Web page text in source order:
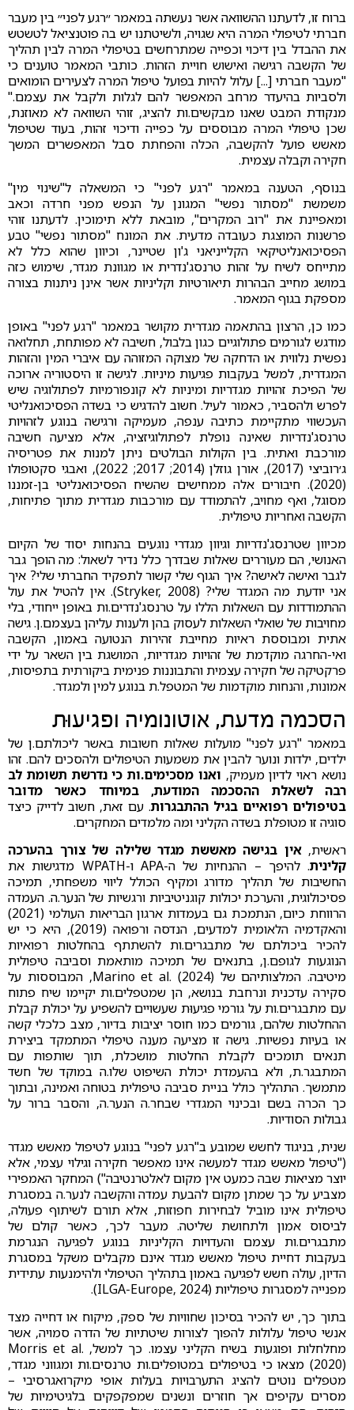
ברוח זו, לדעתנו ההשוואה אשר נעשתה במאמר ״רגע לפני״ בין מעבר
חברתי לטיפולי המרה היא שגויה, ולשיטתנו יש בה פוטנציאל לטשטש
את ההבדל בין דיכוי וכפייה שמתרחשים בטיפולי המרה לבין תהליך
של הקשבה רגישה ואישוש חויית הזהות. כותבי המאמר טוענים כי
"מעבר חברתי [...] עלול להיות בפועל טיפול המרה לצעירים הומואים
ולסביות בהיעדר מרחב המאפשר להם לגלות ולקבל את עצמם."
מנקודת המבט שאנו מבקשים.ות להציג, זוהי השוואה לא מאוזנת,
שכן טיפולי המרה מבוססים על כפייה ודיכוי זהות, בעוד שטיפול
מאשש פועל להקשבה, הכלה והפחתת סבל המאפשרים המשך
חקירה וקבלה עצמית.
בנוסף, הטענה במאמר "רגע לפני" כי המשאלה ל"שינוי מין"
משמשת "מסתור נפשי" המגונן על הנפש מפני חרדה וכאב
ומאפיינת את "רוב המקרים", מובאת ללא תימוכין. לדעתנו זוהי
פרשנות המוצגת כעובדה מדעית. את המונח "מסתור נפשי" טבע
הפסיכואנליטיקאי הקלייניאני ג'ון שטיינר, וכיוון שהוא כלל לא
מתייחס לשיח על זהות טרנסג'נדרית או מגוונת מגדר, שימוש כזה
במושג מחייב הבהרות תיאורטיות וקליניות אשר אינן ניתנות בצורה
מספקת בגוף המאמר.
כמו כן, הרצון בהתאמה מגדרית מקושר במאמר "רגע לפני" באופן
מודגש לגורמים פתולוגיים כגון בלבול, חשיבה לא מפותחת, תחלואה
נפשית נלווית או הדחקה של מצוקה המזוהה עם איברי המין והזהות
המגדרית, למשל בעקבות פגיעות מיניות. לגישה זו היסטוריה ארוכה
של הפיכת זהויות מגדריות ומיניות לא קונפורמיות לפתולוגיה שיש
לפרש ולהסביר, כאמור לעיל. חשוב להדגיש כי בשדה הפסיכואנליטי
העכשווי מתקיימת כתיבה ענפה, מעמיקה ורגישה בנוגע לזהויות
טרנסג'נדריות שאינה נופלת לפתולוגיזציה, אלא מציעה חשיבה
מורכבת ואתית. בין הקולות הבולטים ניתן למנות את פטריסיה
ג׳רוביצי (2017), אורן גוזלן (2014; 2017; 2022), ואבגי סקטופולו
(2020). חיבורים אלה ממחישים שהשיח הפסיכואנליטי בן-זמננו
מסוגל, ואף מחויב, להתמודד עם מורכבות מגדרית מתוך פתיחות,
הקשבה ואחריות טיפולית.
מכיוון שטרנסג'נדריות וגיוון מגדרי נוגעים בהנחות יסוד של הקיום
האנושי, הם מעוררים שאלות שבדרך כלל נדיר לשאול: מה הופך גבר
לגבר ואישה לאישה? איך הגוף שלי קשור לתפקיד החברתי שלי? איך
אני יודעת מה המגדר שלי? (Stryker, 2008). אין להטיל את עול
ההתמודדות עם השאלות הללו על טרנסג'נדרים.ות באופן ייחודי, בלי
מחויבות של שואלי השאלות לעסוק בהן ולענות עליהן בעצמם.ן. גישה
אתית ומבוססת ראיות מחייבת זהירות הנטועה באמון, הקשבה
ואי-החרגה מוקדמת של זהויות מגדריות, המושגת בין השאר על ידי
פרקטיקה של חקירה עצמית והתבוננות פנימית ביקורתית בתפיסות,
אמונות, והנחות מוקדמות של המטפל.ת בנוגע למין ולמגדר.
הסכמה מדעת, אוטונומיה ופגיעוּת
במאמר "רגע לפני" מועלות שאלות חשובות באשר ליכולתם.ן של
ילדים, ילדות ונוער להבין את משמעות הטיפולים ולהסכים להם. זהו
נושא ראוי לדיון מעמיק, ואנו מסכימים.ות כי נדרשת תשומת לב
רבה לשאלת ההסכמה המודעת, במיוחד כאשר מדובר
בטיפולים רפואיים בגיל ההתבגרות. עם זאת, חשוב לדייק כיצד
סוגיה זו מטופלת בשדה הקליני ומה מלמדים המחקרים.
ראשית,אין בגישה מאששת מגדר שלילה של צורך בהערכה
קלינית
. להיפך – ההנחיות של ה-APA ו-WPATH מדגישות את
החשיבות של תהליך מדורג ומקיף הכולל ליווי משפחתי, תמיכה
פסיכולוגית, והערכת יכולות קוגניטיביות ורגשיות של הנער.ה. העמדה
הרווחת כיום, הנתמכת גם בעמדות ארגון הבריאות העולמי (2021)
והאקדמיה הלאומית למדעים, הנדסה ורפואה (2019), היא כי יש
להכיר ביכולתם של מתבגרים.ות להשתתף בהחלטות רפואיות
הנוגעות לגופם.ן, בתנאים של תמיכה מותאמת וסביבה טיפולית
מיטיבה. המלצותיהם של Marino et al. (2024), המבוססות על
סקירה עדכנית ונרחבת בנושא, הן שמטפלים.ות יקיימו שיח פתוח
עם מתבגרים.ות על גורמי פגיעוּת שעשויים להשפיע על יכולת קבלת
ההחלטות שלהם, גורמים כמו חוסר יציבות בדיור, מצב כלכלי קשה
או בעיות נפשיות. גישה זו מציעה מענה טיפולי המתמקד ביצירת
תנאים תומכים לקבלת החלטות מושכלת, תוך שותפות עם
המתבגר.ת, ולא בהעמדת יכולת השיפוט שלו.ה במוקד של חשד
מתמשך. התהליך כולל בניית סביבה טיפולית בטוחה ואמינה, ובתוך
כך הכרה בשם ובכינוי המגדרי שבחר.ה הנער.ה, והסבר ברור על
גבולות הסודיות.
שנית, בניגוד לחשש שמובע ב"רגע לפני" בנוגע לטיפול מאשש מגדר
("טיפול מאשש מגדר למעשה אינו מאפשר חקירה וגילוי עצמי, אלא
יוצר מציאות שבה כמעט אין מקום לאלטרנטיבה") המחקר האמפירי
מצביע על כך שמתן מקום להבעת עמדה והקשבה לנער.ה במסגרת
טיפולית אינו מוביל לבחירות חפוזות, אלא תורם לשיתוף פעולה,
לביסוס אמון ולתחושת שליטה. מעבר לכך, כאשר קולם של
מתבגרים.ות עצמם והעדויות הקליניות בנוגע לפגיעה הנגרמת
בעקבות דחיית טיפול מאשש מגדר אינם מקבלים משקל במסגרת
הדיון, עולה חשש לפגיעה באמון בתהליך הטיפולי ולהימנעות עתידית
מפנייה למסגרות טיפוליות (ILGA-Europe, 2024).
בתוך כך, יש להכיר בסיכון שחוויות של ספק, מיקוח או דחייה מצד
אנשי טיפול עלולות להפוך לצורות שיטתיות של הדרה סמויה, אשר
מחלחלות ופוגעות בשיח הקליני עצמו. כך למשל, Morris et al.
(2020) מצאו כי בטיפולים במטופלים.ות טרנסים.ות ומגווני מגדר,
מטפלים נוטים להציג התערבויות בעלות אופי מיקרואגרסיבי –
מסרים עקיפים אך חוזרים ונשנים שמפקפקים בלגיטימיות של